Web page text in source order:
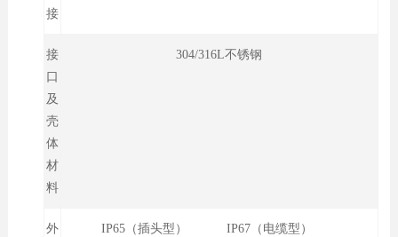
接
接
口
及
壳
体
材
料
304/316L不锈钢
外
IP65（插头型） IP67（电缆型）